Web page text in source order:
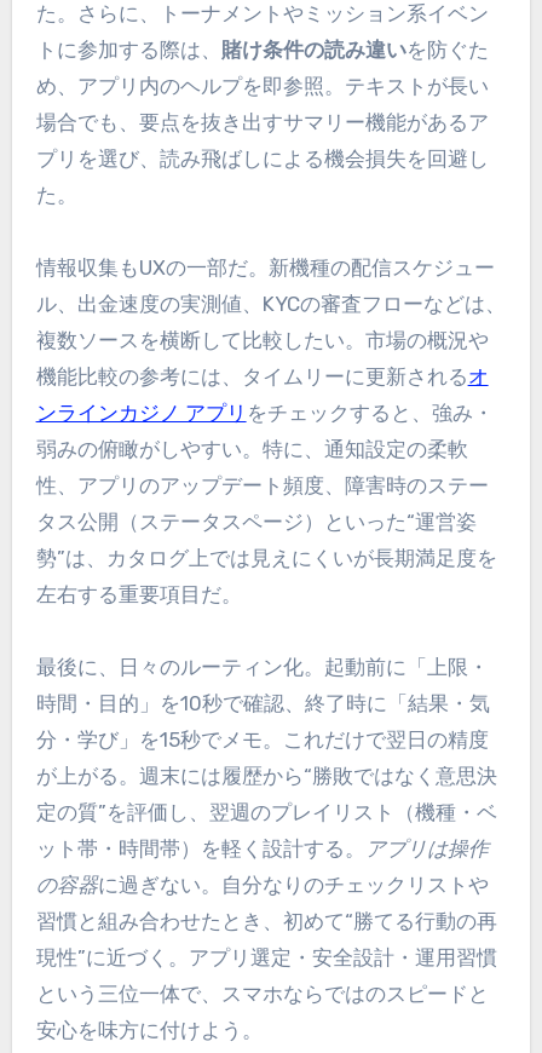
た。さらに、トーナメントやミッション系イベン
トに参加する際は、 賭け条件の読み違いを防ぐた
め、アプリ内のヘルプを即参照。テキストが長い
場合でも、要点を抜き出すサマリー機能があるア
プリを選び、読み飛ばしによる機会損失を回避し
た。
情報収集もUXの一部だ。新機種の配信スケジュー
ル、出金速度の実測値、KYCの審査フローなどは、
複数ソースを横断して比較したい。市場の概況や
機能比較の参考には、タイムリーに更新されるオ
ンラインカジノ アプリ をチェックすると、強み・
弱みの俯瞰がしやすい。特に、通知設定の柔軟
性、アプリのアップデート頻度、障害時のステー
タス公開（ステータスページ）といった“運営姿
勢”は、カタログ上では見えにくいが長期満足度を
左右する重要項目だ。
最後に、日々のルーティン化。起動前に「上限・
時間・目的」を10秒で確認、終了時に「結果・気
分・学び」を15秒でメモ。これだけで翌日の精度
が上がる。週末には履歴から“勝敗ではなく意思決
定の質”を評価し、翌週のプレイリスト（機種・ベ
ット帯・時間帯）を軽く設計する。
アプリは操作
の容器に過ぎない。自分なりのチェックリストや
習慣と組み合わせたとき、初めて“勝てる行動の再
現性”に近づく。アプリ選定・安全設計・運用習慣
という三位一体で、スマホならではのスピードと
安心を味方に付けよう。